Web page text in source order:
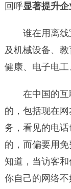
回呼显著提升
谁在用离
及机械设备、
健康、电子电工
在中国的
的，包括现在
务，看见的电
的，而偏要用
知道，当访客
你自己的网络